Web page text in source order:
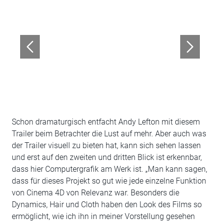
Schon dramaturgisch entfacht Andy Lefton mit diesem
Trailer beim Betrachter die Lust auf mehr. Aber auch was
der Trailer visuell zu bieten hat, kann sich sehen lassen
und erst auf den zweiten und dritten Blick ist erkennbar,
dass hier Computergrafik am Werk ist. „Man kann sagen,
dass für dieses Projekt so gut wie jede einzelne Funktion
von Cinema 4D von Relevanz war. Besonders die
Dynamics, Hair und Cloth haben den Look des Films so
ermöglicht, wie ich ihn in meiner Vorstellung gesehen